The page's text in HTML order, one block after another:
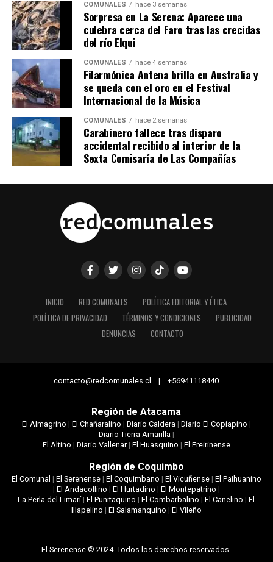
COMUNALES hace 3 semanas
Sorpresa en La Serena: Aparece una
culebra cerca del Faro tras las crecidas
del río Elqui
COMUNALES hace 4 semanas
Filarmónica Antena brilla en Australia y
se queda con el oro en el Festival
Internacional de la Música
COMUNALES hace 2 semanas
Carabinero fallece tras disparo
accidental recibido al interior de la
Sexta Comisaría de Las Compañías
INICIO RED COMUNALES
POLÍTICA EDITORIAL Y ÉTICA
POLÍTICA DE PRIVACIDAD
TÉRMINOS Y CONDICIONES
PUBLICIDAD
DENUNCIAS
CONTACTO
contacto@redcomunales.cl | +56941118440
Región de Atacama
El Almagrino | El Chañaralino | Diario Caldera| Diario El Copiapino |
Diario Tierra Amarilla|
El Altino | Diario Vallenar| El Huasquino | El Freirinense
Región de Coquimbo
El Comunal | El Serenense| El Coquimbano | El Vicuñense| El Paihuanino
| El Andacollino | El Hurtadino | El Montepatrino |
La Perla del Limarí|El Punitaquino |El Combarbalino |El Canelino |El
Illapelino | El Salamanquino | El Vileño
El Serenense © 2024. Todos los derechos reservados.